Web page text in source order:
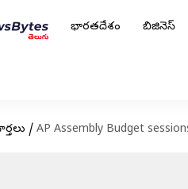
భారతదేశం బిజినెస్
/ AP Assembly Budget